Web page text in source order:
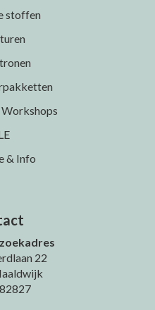
stoffen
Workshops
& Info
22